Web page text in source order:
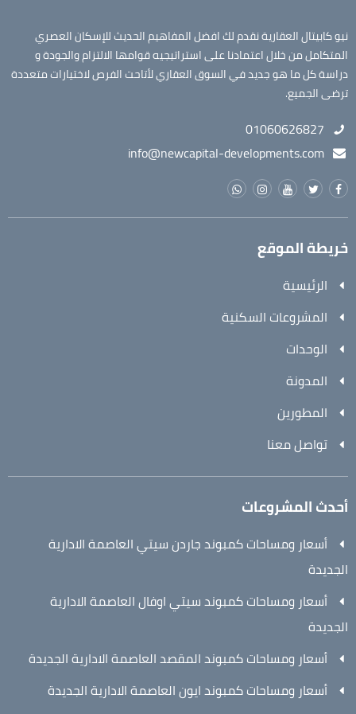
نيو كابيتال العقارية نقدم لك افضل المفاهيم الحديث للإسكان العصري
المتكامل من خلال اعتمادنا على استراتيجيه قوامها الالتزام والجودة و
دراسة كل ما هو جديد في السوق العقاري لأتاحت الفرص لاختيارات متعددة
ترضى الجميع.
01060626827
info@newcapital-developments.com
خريطة الموقع
الرئيسية
المشروعات السكنية
الوحدات
المدونة
المطورين
تواصل معنا
أحدث المشروعات
أسعار ومساحات كمبوند جاردن سيتي العاصمة الادارية
الجديدة
أسعار ومساحات كمبوند سيتي اوفال العاصمة الادارية
الجديدة
أسعار ومساحات كمبوند المقصد العاصمة الادارية الجديدة
أسعار ومساحات كمبوند ايون العاصمة الادارية الجديدة